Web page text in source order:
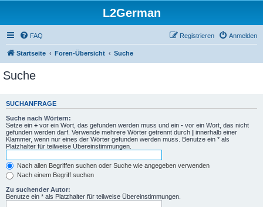
L2German
FAQ Anmelden
Registrieren
Startseite Foren-Übersicht Suche
Suche
SUCHANFRAGE
Suche nach Wörtern:
Setze ein + vor ein Wort, das gefunden werden muss und ein - vor ein Wort, das nicht
gefunden werden darf. Verwende mehrere Wörter getrennt durch | innerhalb einer
Klammer, wenn nur eines der Wörter gefunden werden muss. Benutze ein * als
Platzhalter für teilweise Übereinstimmungen.
Nach allen Begriffen suchen oder Suche wie angegeben verwenden
Nach einem Begriff suchen
Zu suchender Autor:
Benutze ein * als Platzhalter für teilweise Übereinstimmungen.